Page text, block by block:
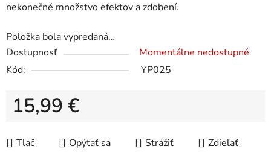
nekonečné množstvo efektov a zdobení.
Položka bola vypredaná…
Dostupnosť
Momentálne nedostupné
Kód:
YP025
15,99 €
Tlač
Opýtať sa Strážiť Zdieľať